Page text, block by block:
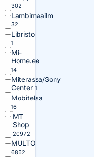
302
Lambimaailm
32
Libristo
1
Mi-
Home.ee
14
Miterassa/Sony
Center 1
Mobitelas
16
MT
Shop
20972
MULTO
6862